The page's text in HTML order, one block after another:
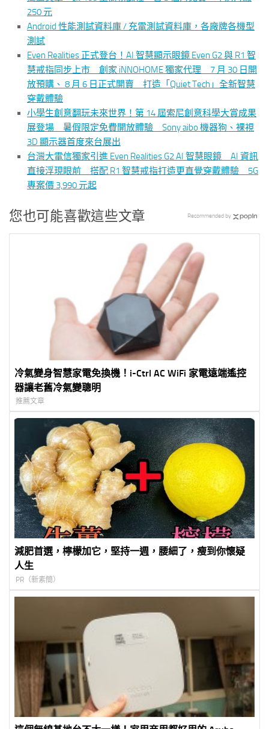
250 元
Android 性能測試資料庫 / 充電測試資料庫，各廠牌各機型
測試
Even Realities 正式登台！AI 智慧顯示眼鏡 Even G2 與 R1 智
慧戒指同步上市 創家 iNNOHOME 獨家代理 7 月 30 日開
放預購、 8 月 6 日正式開賣 打造「Quiet Tech」全新智慧
穿戴體驗
小學生創意翻玩未來世界！第 14 屆索尼創意科學大賞成果
展登場 暑假限定免費開放體驗 Sony aibo 機器狗、裸視
3D 顯示器首度來台展出
台灣大電信獨家引進 Even Realities G2 AI 智慧眼鏡 AI 資訊
直接浮現眼前 搭配 R1 智慧戒指打造更直覺穿戴體驗 5G
專案價 3,990 元起
您也可能喜歡這些文章
冷氣變身智慧家電免換機！i-Ctrl AC WiFi 家電遠端遙控
器讓老舊冷氣變聰明
推薦文章
減肥首選，檸檬加它，堅持一週，腰細了，瘦到你懷疑
人生
PR（新素簡）
Recommended by